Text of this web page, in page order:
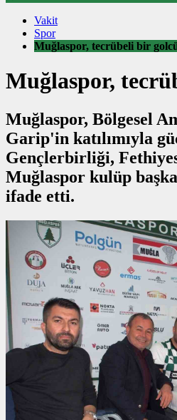
Vakit
Spor
Muğlaspor, tecrübeli bir
Muğlaspor,
Muğlaspor, Bölgesel
Garip'in katılımıyla
Gençlerbirliği,
Muğlaspor kulüp
ifade etti.